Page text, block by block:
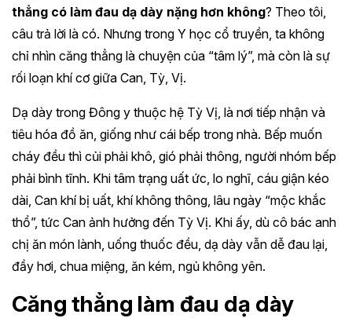
thẳng có làm đau dạ dày nặng hơn không? Theo tôi,
câu trả lời là có. Nhưng trong Y học cổ truyền, ta không
chỉ nhìn căng thẳng là chuyện của “tâm lý”, mà còn là sự
rối loạn khí cơ giữa Can, Tỳ, Vị.
Dạ dày trong Đông y thuộc hệ Tỳ Vị, là nơi tiếp nhận và
tiêu hóa đồ ăn, giống như cái bếp trong nhà. Bếp muốn
cháy đều thì củi phải khô, gió phải thông, người nhóm bếp
phải bình tĩnh. Khi tâm trạng uất ức, lo nghĩ, cáu giận kéo
dài, Can khí bị uất, khí không thông, lâu ngày “mộc khắc
thổ”, tức Can ảnh hưởng đến Tỳ Vị. Khi ấy, dù cô bác anh
chị ăn món lành, uống thuốc đều, dạ dày vẫn dễ đau lại,
đầy hơi, chua miệng, ăn kém, ngủ không yên.
Căng thẳng làm đau dạ dày